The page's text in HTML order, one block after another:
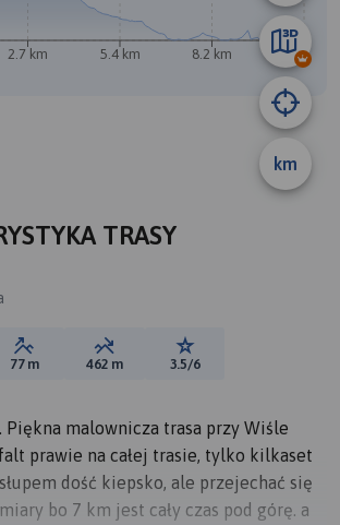
A
km
2.7 km 5.4 km 8.2 km 10 km
TRASY
trasy:Suma przewyższeń:
77 m Suma spadków:
462 m Ocena trasy:
3.5/6
malownicza trasa przy Wiśle
prawie na całej trasie, tylko kilkaset
dość kiepsko, ale przejechać się
bo 7 km jest cały czas pod górę. a